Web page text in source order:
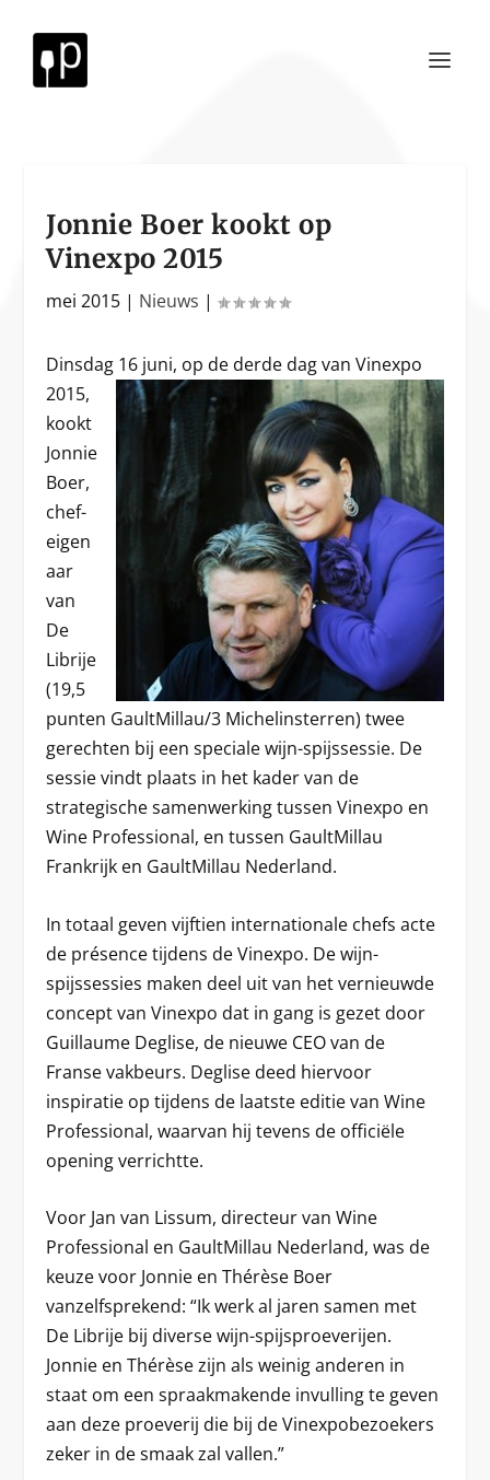
Jonnie Boer kookt op
Vinexpo 2015
mei 2015 | Nieuws |
Dinsdag 16 juni, op de derde dag van Vinexpo
2015,
kookt
Jonnie
Boer,
chef-
eigen
aar
van
De
Librije
(19,5
punten GaultMillau/3 Michelinsterren) twee
gerechten bij een speciale wijn-spijssessie. De
sessie vindt plaats in het kader van de
strategische samenwerking tussen Vinexpo en
Wine Professional, en tussen GaultMillau
Frankrijk en GaultMillau Nederland.
In totaal geven vijftien internationale chefs acte
de présence tijdens de Vinexpo. De wijn-
spijssessies maken deel uit van het vernieuwde
concept van Vinexpo dat in gang is gezet door
Guillaume Deglise, de nieuwe CEO van de
Franse vakbeurs. Deglise deed hiervoor
inspiratie op tijdens de laatste editie van Wine
Professional, waarvan hij tevens de officiële
opening verrichtte.
Voor Jan van Lissum, directeur van Wine
Professional en GaultMillau Nederland, was de
keuze voor Jonnie en Thérèse Boer
vanzelfsprekend: “Ik werk al jaren samen met
De Librije bij diverse wijn-spijsproeverijen.
Jonnie en Thérèse zijn als weinig anderen in
staat om een spraakmakende invulling te geven
aan deze proeverij die bij de Vinexpobezoekers
zeker in de smaak zal vallen.”